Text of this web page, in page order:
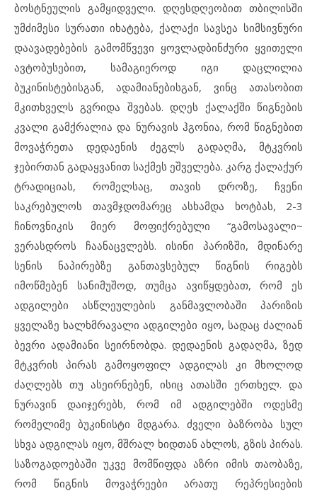
ბოსტნეულის გამყიდველი. დღესდღეობით თბილისში
უმძიმესი სურათი იხატება, ქალაქი სავსეა სიმსივნური
დაავადებების გამომწვევი ყოვლადბინძური ყვითელი
ავტობუსებით, სამაგიეროდ იგი დაცლილია
ბუკინისტებისგან, ადამიანებისგან, ვინც ათასობით
მკითხველს გვრიდა შვებას. დღეს ქალაქში წიგნების
კვალი გამქრალია და ნურავის ჰგონია, რომ წიგნებით
მოვაჭრეთა დედაენის ძეგლს გადაღმა, მტკვრის
ჯებირთან გადაყვანით საქმეს ეშველება. კარგ ქალაქურ
ტრადიციას, რომელსაც, თავის დროზე, ჩვენი
საკრებულოს თავმჯდომარეც ასხამდა ხოტბას, 2-3
ჩინოვნიკის მიერ მოფიქრებული “გამოსავალი~
ვერასდროს ჩაანაცვლებს. ისინი პარიზში, მდინარე
სენის ნაპირებზე განთავსებულ წიგნის რიგებს
იმოწმებენ სანიმუშოდ, თუმცა ავიწყდებათ, რომ ეს
ადგილები ასწლეულების განმავლობაში პარიზის
ყველაზე ხალხმრავალი ადგილები იყო, სადაც ძალიან
ბევრი ადამიანი სეირნობდა. დედაენის გადაღმა, ზედ
მტკვრის პირას გამოყოფილ ადგილას კი მხოლოდ
ძაღლებს თუ ასეირნებენ, ისიც ათასში ერთხელ. და
ნურავინ დაიჯერებს, რომ იმ ადგილებში ოდესმე
რომელიმე ბუკინისტი მდგარა. ძველი ბაზრობა სულ
სხვა ადგილას იყო, მშრალ ხიდთან ახლოს, გზის პირას.
საზოგადოებაში უკვე მომწიფდა აზრი იმის თაობაზე,
რომ წიგნის მოვაჭრეები არათუ რეპრესიების